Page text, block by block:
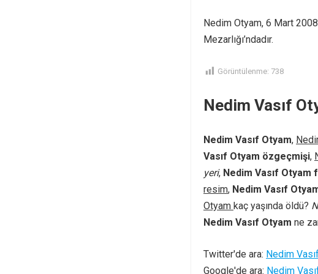
Nedim Otyam, 6 Mart
Mezarlığı’ndadır.
Görüntülenme: 738
Nedim Vasıf
Nedim Vasıf Otyam,
Vasıf Otyam özgeçmişi,
yeri, Nedim Vasıf Otyam
resim, Nedim Vasıf
Otyam kaç yaşında öldü?
Nedim Vasıf Otyam ne
Twitter'de ara: Nedim
Google'de ara: Nedim